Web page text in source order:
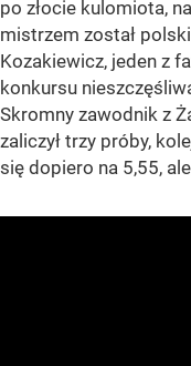
po złocie kulomiota,
mistrzem został
Kozakiewicz, jeden z
konkursu
Skromny zawodnik z
zaliczył trzy próby,
się dopiero na 5,55,